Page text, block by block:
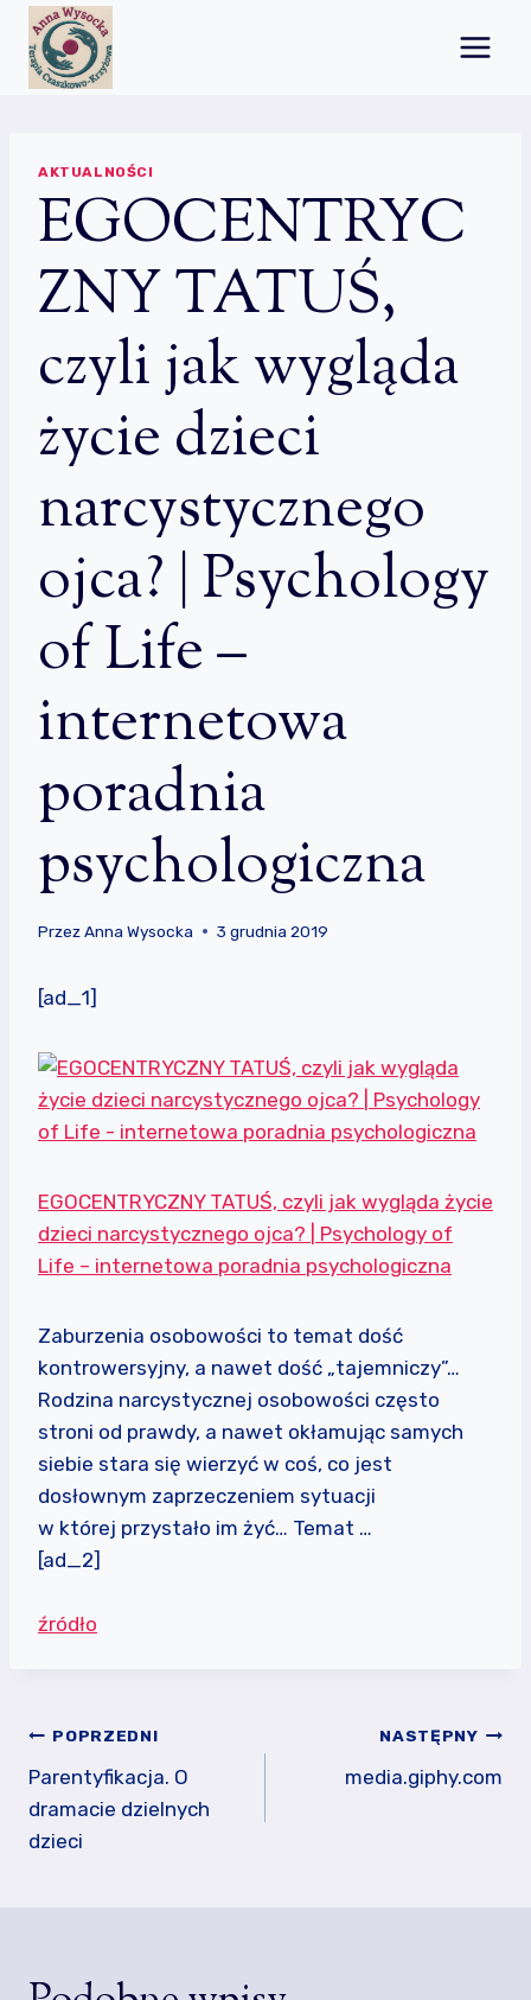
Przejdź
treści
AKTUALNOŚCI
EGOCENTRYC
ZNY TATUŚ,
czyli jak wygląda
życie dzieci
narcystycznego
ojca? | Psychology
of Life –
internetowa
poradnia
psychologiczna
PrzezAnna Wysocka 3 grudnia 2019
[ad_1]
EGOCENTRYCZNY TATUŚ, czyli jak wygląda życie
dzieci narcystycznego ojca? | Psychology of
Life – internetowa poradnia psychologiczna
Zaburzenia osobowości to temat dość
kontrowersyjny, a nawet dość „tajemniczy”…
Rodzina narcystycznej osobowości często
stroni od prawdy, a nawet okłamując samych
siebie stara się wierzyć w coś, co jest
dosłownym zaprzeczeniem sytuacji
w której przystało im żyć… Temat …
[ad_2]
źródło
Nawigacja
wpisu
POPRZEDNI
Parentyfikacja. O
dramacie dzielnych
dzieci
NASTĘPNY
media.giphy.com